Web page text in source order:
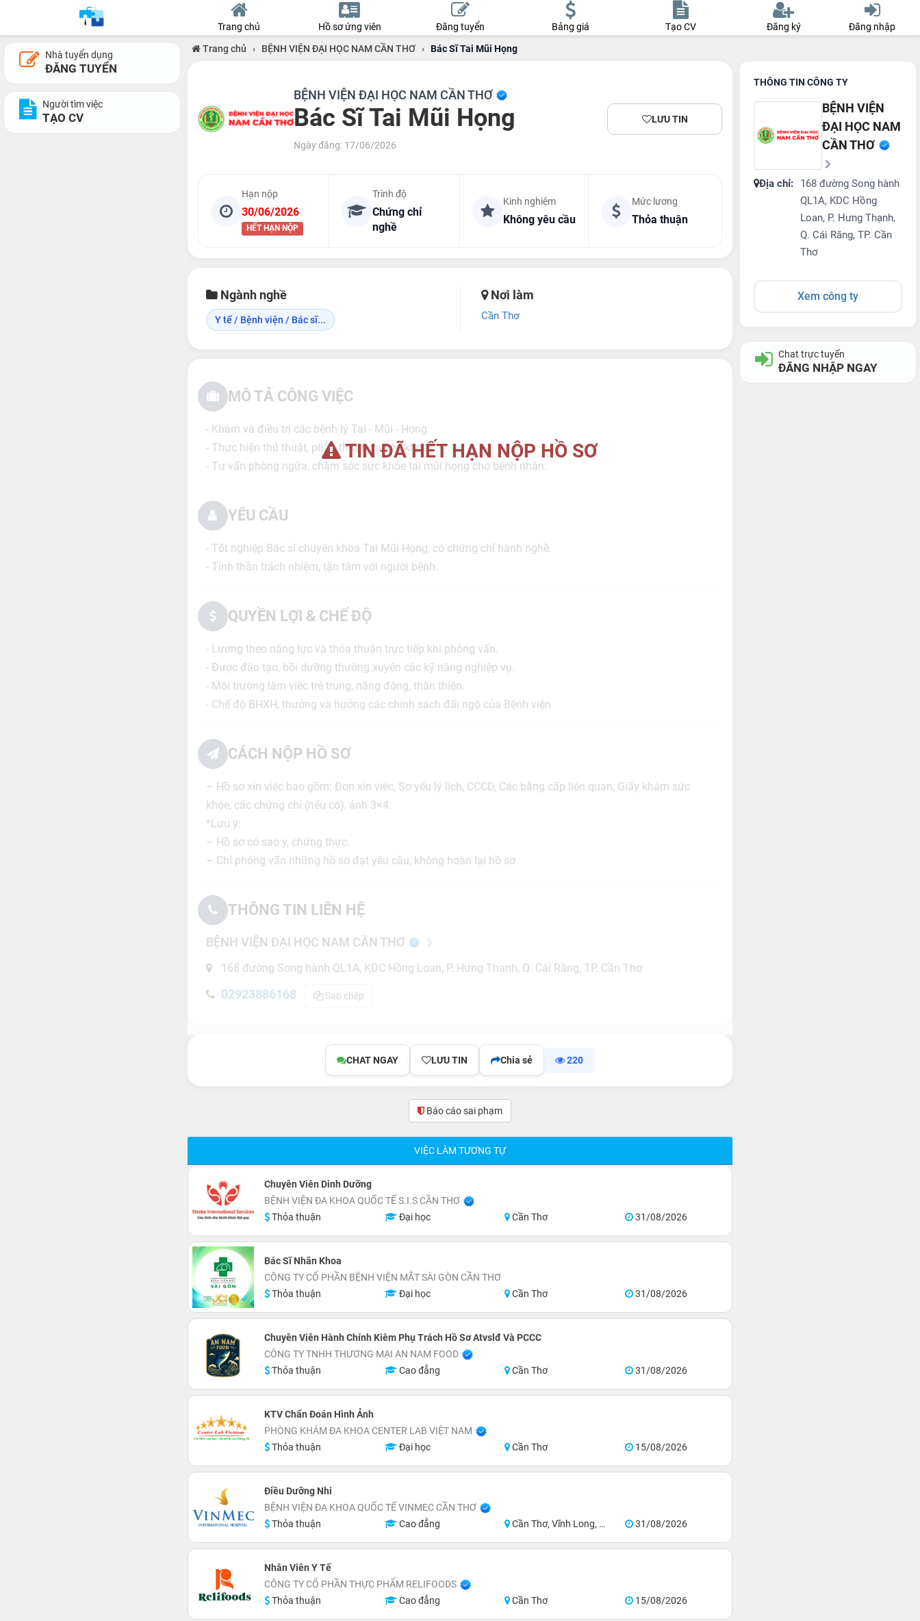
Trang chủ Hồ sơ ứng viên Đăng tuyển Bảng giá Tạo CV Đăng ký Đăng nhập
Nhà tuyển dụng
ĐĂNG TUYỂN
Người tìm việc
TẠO CV
Trang chủ › BỆNH VIỆN ĐẠI HỌC NAM CẦN THƠ › Bác Sĩ Tai Mũi Họng
BỆNH VIỆN ĐẠI HỌC NAM CẦN THƠ
Bác Sĩ Tai Mũi Họng
Ngày đăng: 17/06/2026
LƯU TIN
Hạn nộp
30/06/2026
HẾT HẠN NỘP
Trình độ
Chứng chỉ
nghề
Kinh nghiệm
Không yêu cầu
Mức lương
Thỏa thuận
Ngành nghề
Y tế / Bệnh viện / Bác sĩ...
Nơi làm
Cần Thơ
TIN ĐÃ HẾT HẠN NỘP HỒ SƠ
MÔ TẢ CÔNG VIỆC
- Khám và điều trị các bệnh lý Tai - Mũi - Họng.
- Thực hiện thủ thuật, phẫu thuật chuyên khoa.
- Tư vấn phòng ngừa, chăm sóc sức khỏe tai mũi họng cho bệnh nhân.
YÊU CẦU
- Tốt nghiệp Bác sĩ chuyên khoa Tai Mũi Họng, có chứng chỉ hành nghề.
- Tinh thần trách nhiệm, tận tâm với người bệnh.
QUYỀN LỢI & CHẾ ĐỘ
- Lương theo năng lực và thỏa thuận trực tiếp khi phỏng vấn.
- Được đào tạo, bồi dưỡng thường xuyên các kỹ năng nghiệp vụ.
- Môi trường làm việc trẻ trung, năng động, thân thiện.
- Chế độ BHXH, thưởng và hưởng các chính sách đãi ngộ của Bệnh viện
CÁCH NỘP HỒ SƠ
– Hồ sơ xin việc bao gồm: Đơn xin việc, Sơ yếu lý lịch, CCCD, Các bằng cấp liên quan, Giấy khám sức
khỏe, các chứng chỉ (nếu có), ảnh 3×4.
*Lưu ý:
– Hồ sơ có sao y, chứng thực.
– Chỉ phỏng vấn những hồ sơ đạt yêu cầu, không hoàn lại hồ sơ
THÔNG TIN LIÊN HỆ
BỆNH VIỆN ĐẠI HỌC NAM CẦN THƠ
168 đường Song hành QL1A, KDC Hồng Loan, P. Hưng Thạnh, Q. Cái Răng, TP. Cần Thơ
02923886168 Sao chép
CHAT NGAY LƯU TIN Chia sẻ 220
Báo cáo sai phạm
VIỆC LÀM TƯƠNG TỰ
Chuyên Viên Dinh Dưỡng
BỆNH VIỆN ĐA KHOA QUỐC TẾ S.I.S CẦN THƠ
Thỏa thuận
Đại học Cần Thơ 31/08/2026
Bác Sĩ Nhãn Khoa
CÔNG TY CỔ PHẦN BỆNH VIỆN MẮT SÀI GÒN CẦN THƠ
Thỏa thuận
Đại học Cần Thơ 31/08/2026
Chuyên Viên Hành Chính Kiêm Phụ Trách Hồ Sơ Atvslđ Và PCCC
CÔNG TY TNHH THƯƠNG MẠI AN NAM FOOD
Thỏa thuận
Cao đẳng Cần Thơ 31/08/2026
KTV Chẩn Đoán Hình Ảnh
PHÒNG KHÁM ĐA KHOA CENTER LAB VIỆT NAM
Thỏa thuận
Đại học Cần Thơ 15/08/2026
Điều Dưỡng Nhi
BỆNH VIỆN ĐA KHOA QUỐC TẾ VINMEC CẦN THƠ
Thỏa thuận
Cao đẳng Cần Thơ, Vĩnh Long, An Giang, Hậu Giang 31/08/2026
Nhân Viên Y Tế
CÔNG TY CỔ PHẦN THỰC PHẨM RELIFOODS
Thỏa thuận
Cao đẳng Cần Thơ 15/08/2026
THÔNG TIN CÔNG TY
BỆNH VIỆN
ĐẠI HỌC NAM
CẦN THƠ
Địa chỉ:
168 đường Song hành
QL1A, KDC Hồng
Loan, P. Hưng Thạnh,
Q. Cái Răng, TP. Cần
Thơ
Xem công ty
Chat trực tuyến
ĐĂNG NHẬP NGAY